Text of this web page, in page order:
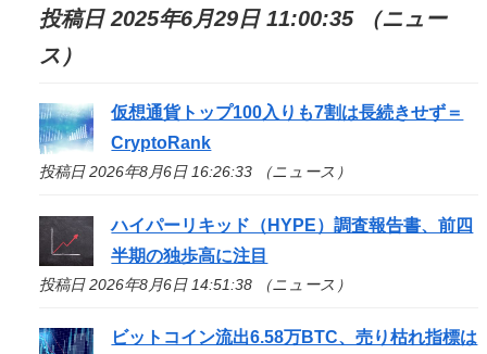
投稿日 2025年6月29日 11:00:35 （ニュー
ス）
仮想通貨トップ100入りも7割は長続きせず＝
CryptoRank
投稿日 2026年8月6日 16:26:33 （ニュース）
ハイパーリキッド（HYPE）調査報告書、前四
半期の独歩高に注目
投稿日 2026年8月6日 14:51:38 （ニュース）
ビットコイン流出6.58万BTC、売り枯れ指標は